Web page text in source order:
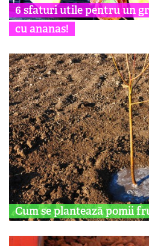
6 sfaturi utile pentru un
cu ananas!
Cum se plantează pomii